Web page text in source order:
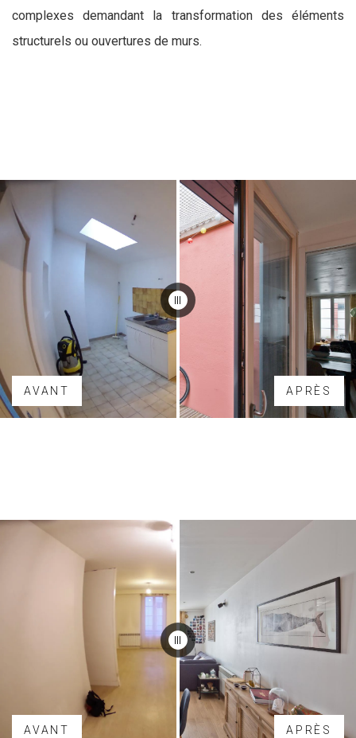
complexes demandant la transformation des éléments
structurels ou ouvertures de murs.
AVANT APRÈS
AVANT APRÈS